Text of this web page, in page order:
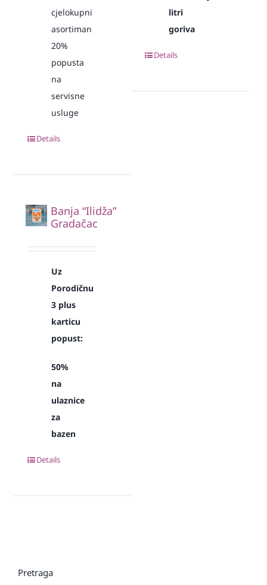
cjelokupni
asortiman
20%
popusta
na
servisne
usluge
Details
litri
goriva
Details
Banja “Ilidža”
Gradačac
Uz
Porodičnu
3 plus
karticu
popust:
50%
na
ulaznice
za
bazen
Details
Pretraga